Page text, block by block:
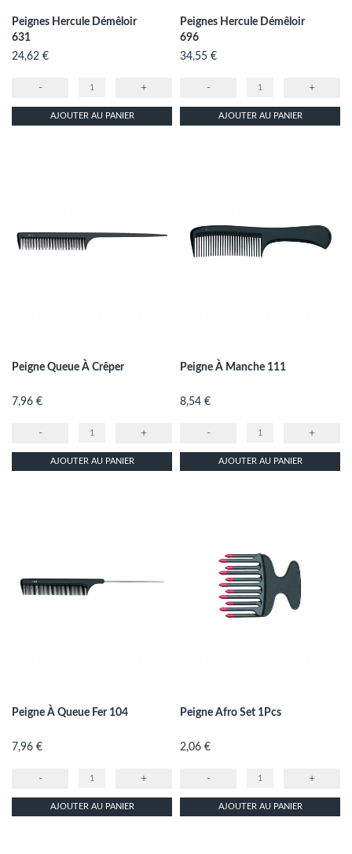
Peignes Hercule Démêloir
631
Prix
24,62 €
- +
AJOUTER AU PANIER
Peignes Hercule Démêloir
696
Prix
34,55 €
- +
AJOUTER AU PANIER
Peigne Queue À Crêper
Prix
7,96 €
- +
AJOUTER AU PANIER
Peigne À Manche 111
Prix
8,54 €
- +
AJOUTER AU PANIER
Peigne À Queue Fer 104
Prix
7,96 €
- +
AJOUTER AU PANIER
Peigne Afro Set 1Pcs
Prix
2,06 €
- +
AJOUTER AU PANIER